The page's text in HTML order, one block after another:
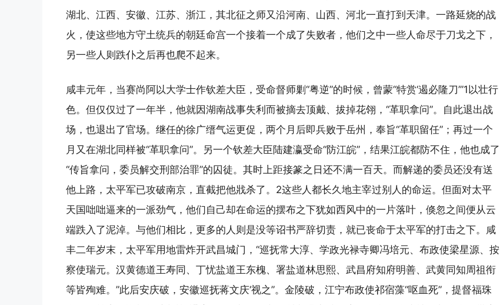
湖北、江西、安徽、江苏、浙江，其北征之师又沿河南、山西、河北一直打到天津。一路延烧的战
火，使这些地方守土统兵的朝廷命宫一个接着一个成了失败者，他们之中一些人命尽于刀戈之下，
另一些人则跌仆之后再也爬不起来。
咸丰元年，当赛尚阿以大学士作钦差大臣，受命督师剿“粤逆”的时候，曾蒙“特赏‘遏必隆刀’”1以壮行
色。但仅仅过了一年半，他就因湖南战事失利而被摘去顶戴、拔掉花翎，“革职拿问”。自此退出战
场，也退出了官场。继任的徐广缙气运更促，两个月后即兵败于岳州，奉旨“革职留任”；再过一个
月又在湖北同样被“革职拿问”。另一个钦差大臣陆建瀛受命“防江皖”，结果江皖都防不住，他也成了
“传旨拿问，委员解交刑部治罪”的囚徒。其时上距接篆之日还不满一百天。而解递的委员还没有送
他上路，太平军已攻破南京，直截把他戕杀了。2这些人都长久地主宰过别人的命运。但面对太平
天国咄咄逼来的一派劲气，他们自己却在命运的摆布之下犹如西风中的一片落叶，倏忽之间便从云
端跌入了泥淖。与他们相比，更多的人则是没等诏书严辞切责，就已丧命于太平军的打击之下。咸
丰二年岁末，太平军用地雷炸开武昌城门，“巡抚常大淳、学政光禄寺卿冯培元、布政使梁星源、按
察使瑞元。汉黄德道王寿同、丁忧盐道王东槐、署盐道林思熙、武昌府知府明善、武黄同知周祖衔
等皆殉难。”此后安庆破，安徽巡抚蒋文庆‘视之”。金陵破，江宁布政使祁宿藻“呕血死”，提督福珠